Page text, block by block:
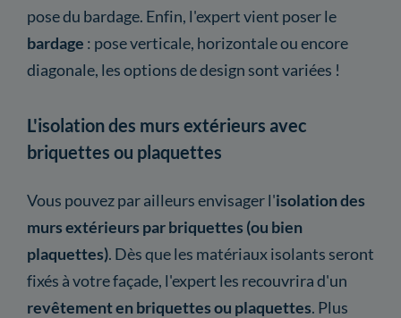
pose du bardage. Enfin, l'expert vient poser le
bardage : pose verticale, horizontale ou encore
diagonale, les options de design sont variées !
L'isolation des murs extérieurs avec
briquettes ou plaquettes
Vous pouvez par ailleurs envisager l'isolation des
murs extérieurs par briquettes (ou bien
plaquettes). Dès que les matériaux isolants seront
fixés à votre façade, l'expert les recouvrira d'un
revêtement en briquettes ou plaquettes. Plus